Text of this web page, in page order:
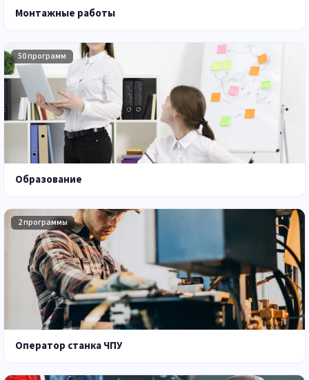
Монтажные работы
50 программ
Образование
2 программы
Оператор станка ЧПУ